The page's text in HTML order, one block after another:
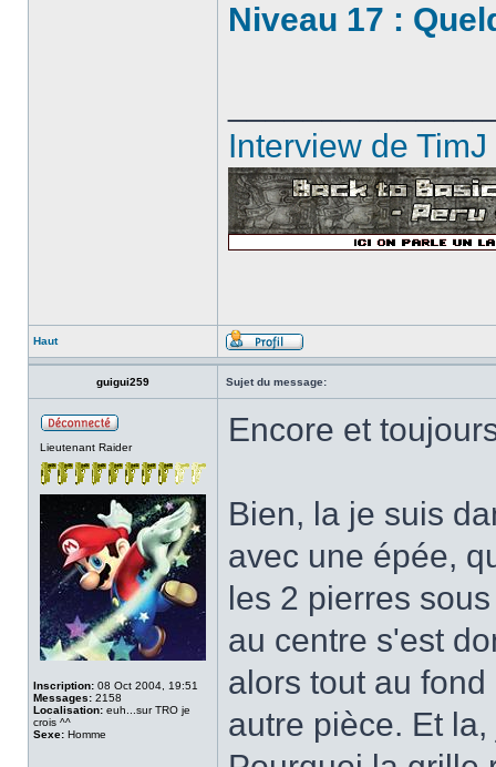
Niveau 17 :
Interview de
Haut
guigui259 Sujet du message:
Lieutenant Raider
Inscription: 08 Oct 2004, 19:51
Messages: 2158
Localisation: euh...sur TRO je
crois ^^
Sexe: Homme
Encore et
Bien, la je suis
avec une épée,
les 2 pierres
au centre s'est
alors tout au
autre pièce. Et